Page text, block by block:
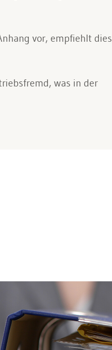
vor, empfiehlt dies
was in der